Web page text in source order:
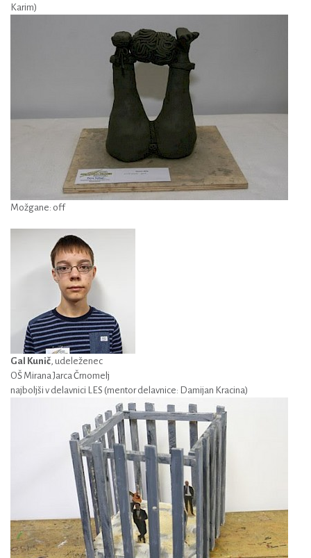
Karim)
Možgane: off
Gal Kunič , udeleženec
OŠ Mirana Jarca Črnomelj
najboljši v delavnici LES (mentor delavnice: Damijan Kracina)